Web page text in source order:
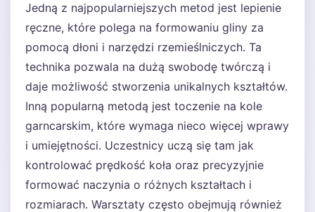
Jedną z najpopularniejszych metod jest lepienie
ręczne, które polega na formowaniu gliny za
pomocą dłoni i narzędzi rzemieślniczych. Ta
technika pozwala na dużą swobodę twórczą i
daje możliwość stworzenia unikalnych kształtów.
Inną popularną metodą jest toczenie na kole
garncarskim, które wymaga nieco więcej wprawy
i umiejętności. Uczestnicy uczą się tam jak
kontrolować prędkość koła oraz precyzyjnie
formować naczynia o różnych kształtach i
rozmiarach. Warsztaty często obejmują również